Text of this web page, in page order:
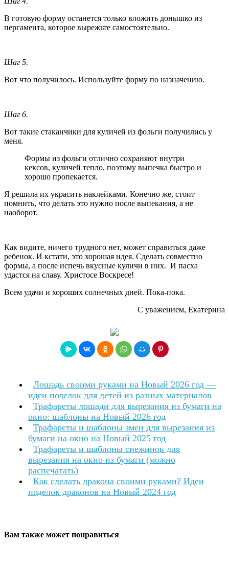
В готовую форму останется только вложить донышко из
пергамента, которое вырежьте самостоятельно.
Шаг 5.
Вот что получилось. Используйте форму по назначению.
Шаг 6.
Вот такие стаканчики для куличей из фольги получились у
меня.
Формы из фольги отлично сохраняют внутри
кексов, куличей тепло, поэтому выпечка быстро и
хорошо пропекается.
Я решила их украсить наклейками. Конечно же, стоит
помнить, что делать это нужно после выпекания, а не
наоборот.
Как видите, ничего трудного нет, может справиться даже
ребенок. И кстати, это хорошая идея. Сделать совместно
формы, а после испечь вкусные куличи в них. И пасха
удастся на славу. Христосе Воскресе!
Всем удачи и хороших солнечных дней. Пока-пока.
С уважением, Екатерина
Лошадь своими руками на Новый 2026 год —
идеи поделок для детей из разных материалов
Трафареты лошади для вырезания из бумаги на
окно: шаблоны на Новый 2026 год
Трафареты и шаблоны змеи для вырезания из
бумаги на окно на Новый 2025 год
Трафареты и шаблоны снежинок для
вырезания на окно из бумаги (можно
распечатать)
Как сделать дракона своими руками? Идеи
поделок драконов на Новый 2024 год
Вам также может понравиться